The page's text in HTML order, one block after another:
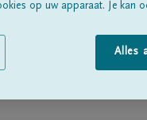
op uw apparaat. Je kan
Alles